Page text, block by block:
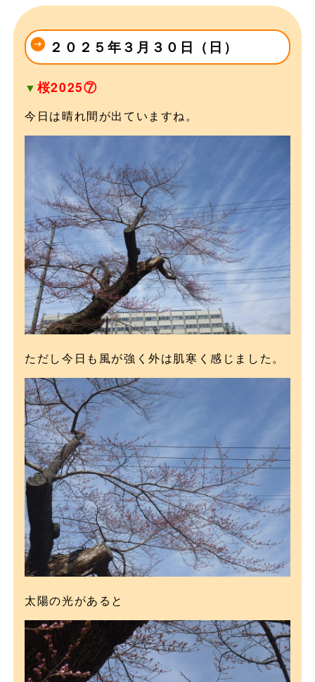
２０２５年３月３０日（日）
▼ 桜2025⑦
今日は晴れ間が出ていますね。
ただし今日も風が強く外は肌寒く感じました。
太陽の光があると